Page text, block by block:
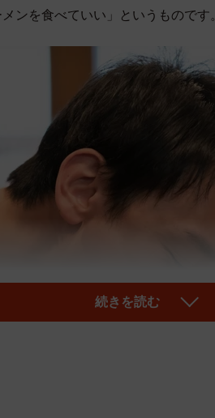
ンを食べていい」というものです
続きを読む